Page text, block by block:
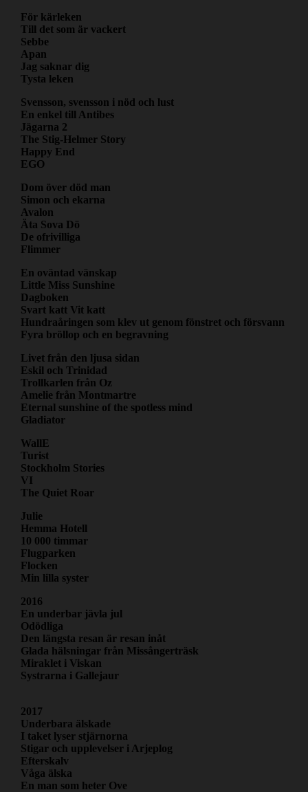
För kärleken
Till det som är vackert
Sebbe
Apan
Jag saknar dig
Tysta leken
Svensson, svensson i nöd och lust
En enkel till Antibes
Jägarna 2
The Stig-Helmer Story
Happy End
EGO
Dom över död man
Simon och ekarna
Avalon
Äta Sova Dö
De ofrivilliga
Flimmer
En oväntad vänskap
Little Miss Sunshine
Dagboken
Svart katt Vit katt
Hundraåringen som klev ut genom fönstret och försvann
Fyra bröllop och en begravning
Livet från den ljusa sidan
Eskil och Trinidad
Trollkarlen från Oz
Amelie från Montmartre
Eternal sunshine of the spotless mind
Gladiator
WallE
Turist
Stockholm Stories
VI
The Quiet Roar
Julie
Hemma Hotell
10 000 timmar
Flugparken
Flocken
Min lilla syster
2016
En underbar jävla jul
Odödliga
Den längsta resan är resan inåt
Glada hälsningar från Missångerträsk
Miraklet i Viskan
Systrarna i Gallejaur
2017
Underbara älskade
I taket lyser stjärnorna
Stigar och upplevelser i Arjeplog
Efterskalv
Våga älska
En man som heter Ove